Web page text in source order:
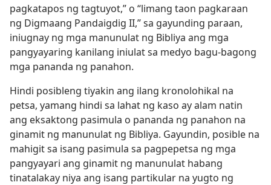
pagkatapos ng tagtuyot,” o “limang taon pagkaraan
ng Digmaang Pandaigdig II,” sa gayunding paraan,
iniugnay ng mga manunulat ng Bibliya ang mga
pangyayaring kanilang iniulat sa medyo bagu-bagong
mga pananda ng panahon.
Hindi posibleng tiyakin ang ilang kronolohikal na
petsa, yamang hindi sa lahat ng kaso ay alam natin
ang eksaktong pasimula o pananda ng panahon na
ginamit ng manunulat ng Bibliya. Gayundin, posible na
mahigit sa isang pasimula sa pagpepetsa ng mga
pangyayari ang ginamit ng manunulat habang
tinatalakay niya ang isang partikular na yugto ng